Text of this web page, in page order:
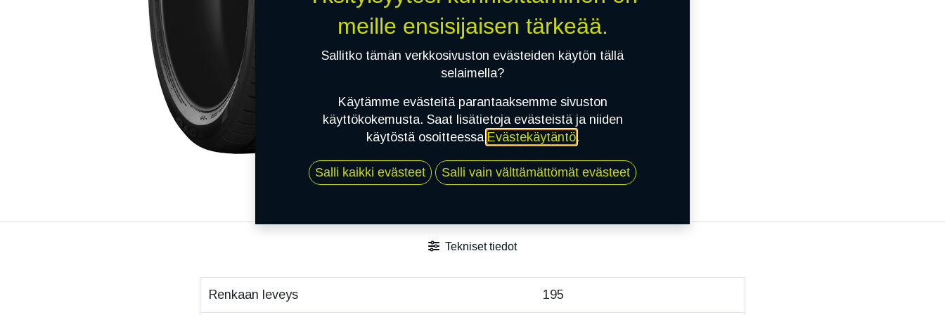
Tekniset tiedot
Renkaan leveys 195
meille ensisijaisen tärkeää.
Sallitko tämän verkkosivuston evästeiden käytön tällä
selaimella?
Käytämme evästeitä parantaaksemme sivuston
käyttökokemusta. Saat lisätietoja evästeistä ja niiden
käytöstä osoitteessa Evästekäytäntö.
Salli kaikki evästeet Salli vain välttämättömät evästeet